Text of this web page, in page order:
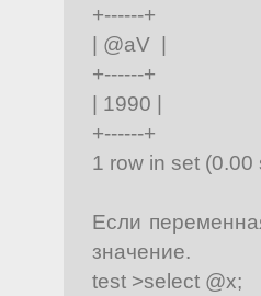
+------+
| @aV |
+------+
| 1990 |
+------+
1 row in set (0.00
Если
значение.
test >select @x;